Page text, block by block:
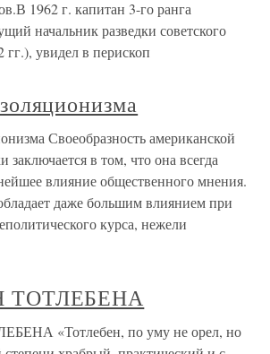
1962 г. капитан 3-го ранга
начальник разведки советского
увидел в перископ
Своеобразность американской
в том, что она всегда
влияние общественного мнения.
даже большим влиянием при
курса, нежели
«Тотлебен, по уму не орел, но